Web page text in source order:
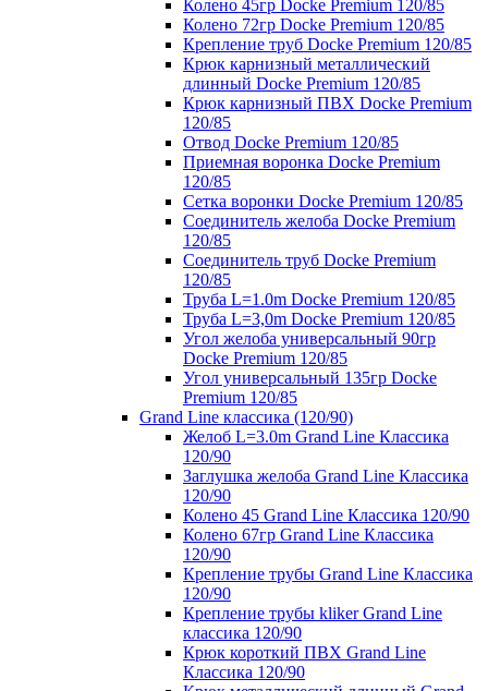
Колено 45гр Docke Premium 120/85
Колено 72гр Docke Premium 120/85
Крепление труб Docke Premium 120/85
Крюк карнизный металлический
длинный Docke Premium 120/85
Крюк карнизный ПВХ Docke Premium
120/85
Отвод Docke Premium 120/85
Приемная воронка Docke Premium
120/85
Сетка воронки Docke Premium 120/85
Соединитель желоба Docke Premium
120/85
Соединитель труб Docke Premium
120/85
Труба L=1.0m Docke Premium 120/85
Труба L=3,0m Docke Premium 120/85
Угол желоба универсальный 90гр
Docke Premium 120/85
Угол универсальный 135гр Docke
Premium 120/85
Grand Line классика (120/90)
Желоб L=3.0m Grand Line Классика
120/90
Заглушка желоба Grand Line Классика
120/90
Колено 45 Grand Line Классика 120/90
Колено 67гр Grand Line Классика
120/90
Крепление трубы Grand Line Классика
120/90
Крепление трубы kliker Grand Line
классика 120/90
Крюк короткий ПВХ Grand Line
Классика 120/90